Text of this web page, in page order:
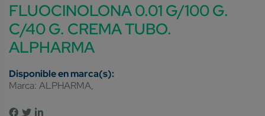
FLUOCINOLONA 0.01 G/100 G.
C/40 G. CREMA TUBO.
ALPHARMA
Marca: ALPHARMA